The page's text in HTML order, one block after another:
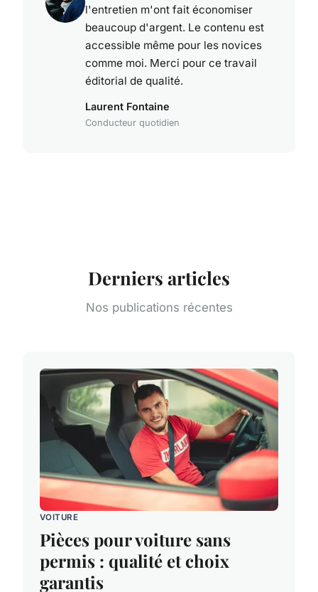
l'entretien m'ont fait économiser
beaucoup d'argent. Le contenu est
accessible même pour les novices
comme moi. Merci pour ce travail
éditorial de qualité.
Laurent Fontaine
Conducteur quotidien
Derniers articles
Nos publications récentes
VOITURE
Pièces pour voiture sans
permis : qualité et choix
garantis